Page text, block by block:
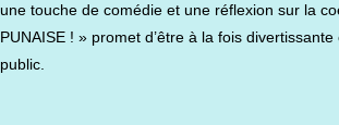
une touche de comédie et une réflexion sur la
PUNAISE ! » promet d’être à la fois
public.